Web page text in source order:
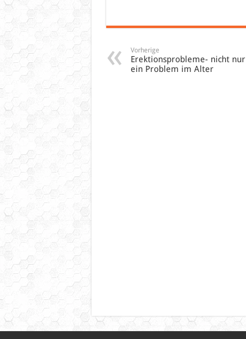
Vorherige
Erektionsprobleme- nicht nur
ein Problem im Alter